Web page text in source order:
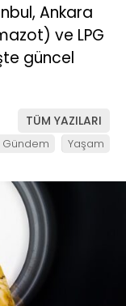
Ankara
ve LPG
güncel
TÜM YAZILARI
Gündem Yaşam